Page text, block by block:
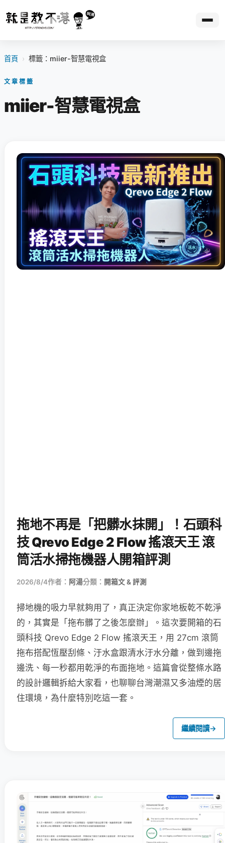
首頁 › 標籤：miier-智慧電視盒
文章標籤
miier-智慧電視盒
拖地不再是「把髒水抹開」！石頭科
技 Qrevo Edge 2 Flow 搖滾天王 滾
筒活水掃拖機器人開箱評測
2026/8/4作者： 阿湯分類： 開箱文 & 評測
掃地機的吸力早就夠用了，真正決定你家地板乾不乾淨
的，其實是「拖布髒了之後怎麼辦」。這次要開箱的石
頭科技 Qrevo Edge 2 Flow 搖滾天王，用 27cm 滾筒
拖布搭配恆壓刮條、汙水盒跟清水汙水分離，做到邊拖
邊洗、每一秒都用乾淨的布面拖地。這篇會從整條水路
的設計邏輯拆給大家看，也聊聊台灣潮濕又多油煙的居
住環境，為什麼特別吃這一套。
繼續閱讀→